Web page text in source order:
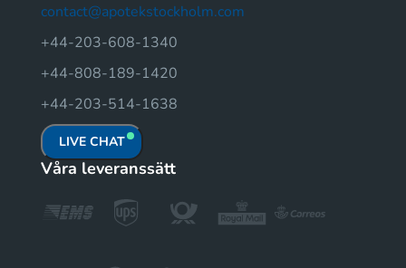
contact@apotekstockholm.com
+44-203-608-1340
+44-808-189-1420
+44-203-514-1638
LIVE CHAT
Våra leveranssätt